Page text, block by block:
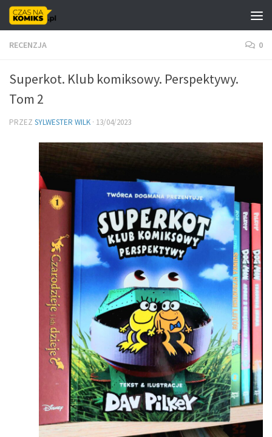
Skip to content
RECENZJA 0
Superkot. Klub komiksowy. Perspektywy.
Tom 2
PRZEZ SYLWESTER WILK · 13/04/2023